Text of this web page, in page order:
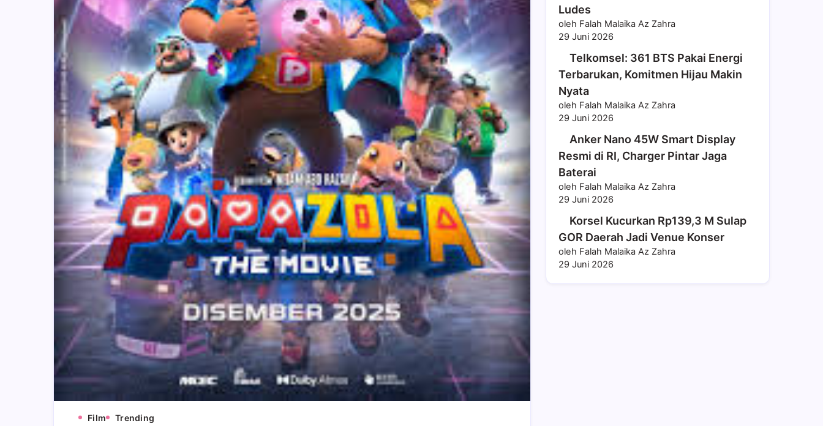
Film Trending
Ludes
oleh Falah Malaika Az Zahra
29 Juni 2026
Telkomsel: 361 BTS Pakai Energi
Terbarukan, Komitmen Hijau Makin
Nyata
oleh Falah Malaika Az Zahra
29 Juni 2026
Anker Nano 45W Smart Display
Resmi di RI, Charger Pintar Jaga
Baterai
oleh Falah Malaika Az Zahra
29 Juni 2026
Korsel Kucurkan Rp139,3 M Sulap
GOR Daerah Jadi Venue Konser
oleh Falah Malaika Az Zahra
29 Juni 2026